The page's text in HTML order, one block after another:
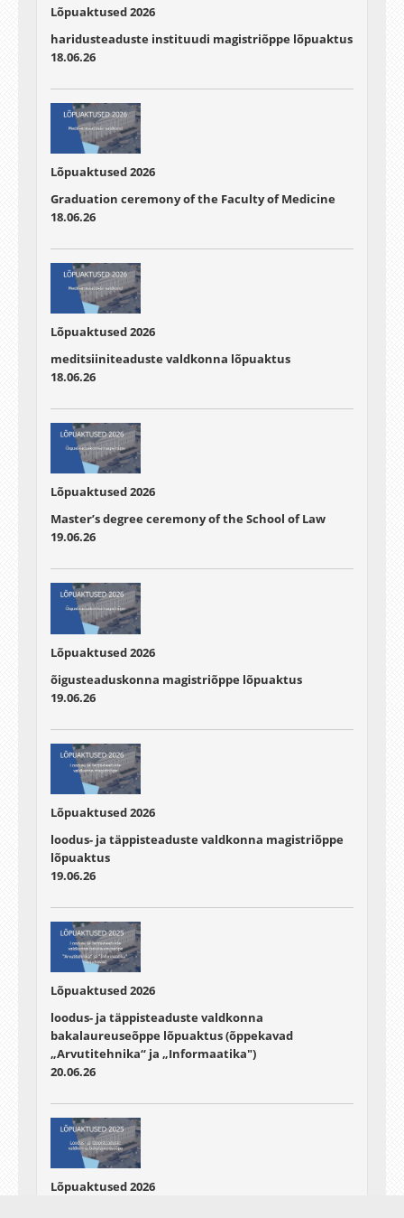
Lõpuaktused 2026
haridusteaduste instituudi magistriõppe lõpuaktus
18.06.26
Lõpuaktused 2026
Graduation ceremony of the Faculty of Medicine
18.06.26
Lõpuaktused 2026
meditsiiniteaduste valdkonna lõpuaktus
18.06.26
Lõpuaktused 2026
Master’s degree ceremony of the School of Law
19.06.26
Lõpuaktused 2026
õigusteaduskonna magistriõppe lõpuaktus
19.06.26
Lõpuaktused 2026
loodus- ja täppisteaduste valdkonna magistriõppe
lõpuaktus
19.06.26
Lõpuaktused 2026
loodus- ja täppisteaduste valdkonna
bakalaureuseõppe lõpuaktus (õppekavad
„Arvutitehnika“ ja „Informaatika")
20.06.26
Lõpuaktused 2026